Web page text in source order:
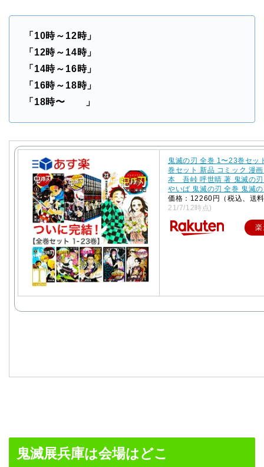
「10時～12時」
「12時～14時」
「14時～16時」
「16時～18時」
「18時〜 」
鬼滅の刃 全巻 1〜23巻セッ
巻セット 新品 コミック 漫
本 吾峠 呼世晴 著 鬼滅の刃
やいば 鬼滅の刃 全巻 鬼滅
価格：12260円（税込、送
21/7/12時点)
鬼滅展兵庫は会場はどこ